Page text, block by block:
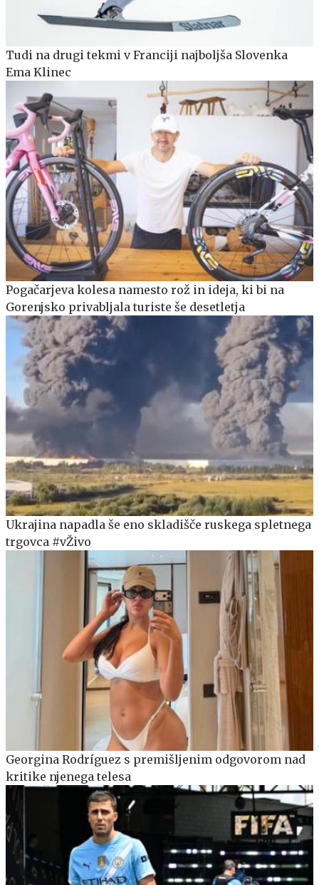
Tudi na drugi tekmi v Franciji najboljša Slovenka
Ema Klinec
Pogačarjeva kolesa namesto rož in ideja, ki bi na
Gorenjsko privabljala turiste še desetletja
Ukrajina napadla še eno skladišče ruskega spletnega
trgovca #vŽivo
Georgina Rodríguez s premišljenim odgovorom nad
kritike njenega telesa